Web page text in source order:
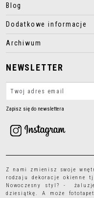
Blog
Dodatkowe informacje
Archiwum
NEWSLETTER
Zapisz się do newslettera
Z nami zmienisz swoje
rodzajudekoracje okienne
Nowoczesny styl? -
dziesiątkę. A może